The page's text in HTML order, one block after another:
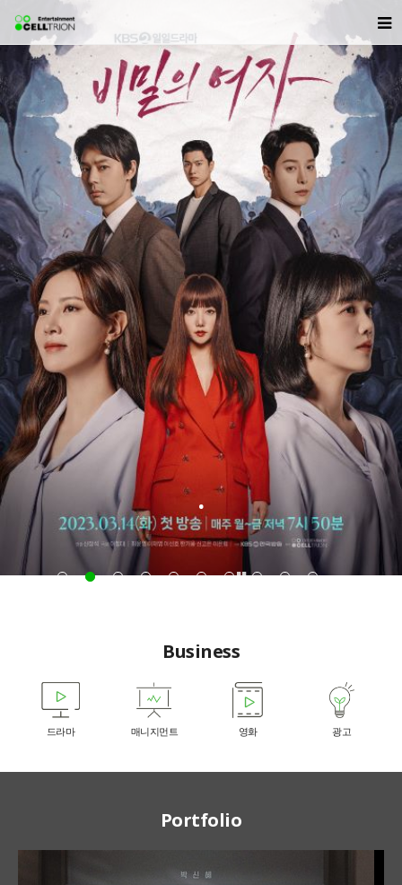
주
요
텐
츠
로
건
너
뛰
기
.
Business
드라마 매니지먼트 영화 광고
Portfolio